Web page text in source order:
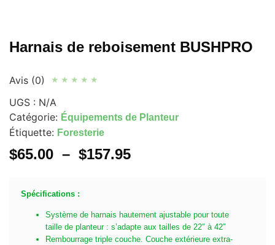
Harnais de reboisement BUSHPRO
Avis (0) ★ ★ ★ ★ ★
UGS : N/A
Catégorie: Équipements de Planteur
Étiquette: Foresterie
$65.00 – $157.95
Spécifications :
Système de harnais hautement ajustable pour toute
taille de planteur : s’adapte aux tailles de 22″ à 42″
Rembourrage triple couche. Couche extérieure extra-